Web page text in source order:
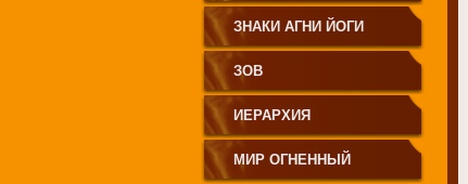
ЗНАКИ АГНИ ЙОГИ
ЗОВ
ИЕРАРХИЯ
МИР ОГНЕННЫЙ